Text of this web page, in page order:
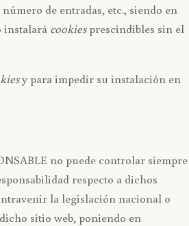
de entradas, etc., siendo en
instalará cookies prescindibles sin el
y para impedir su instalación en
no puede controlar siempre
respecto a dichos
la legislación nacional o
sitio web, poniendo en